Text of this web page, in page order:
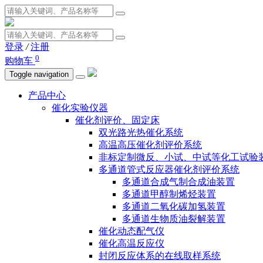
登录 / 注册
购物车 0
Toggle navigation
产品中心
催化实验仪器
催化剂评价、固定床
双光路光热催化系统
高温高压催化剂评价系统
非标定制微反、小试、中试等化工试验
多通道管式反应器催化剂评价系统
多通道合成气制合成油装置
多通道甲醇制烯烃装置
多通道二氧化碳加氢装置
多通道生物质油裂解装置
催化动态配气仪
催化高温反应仪
封闭反应体系的在线取样系统